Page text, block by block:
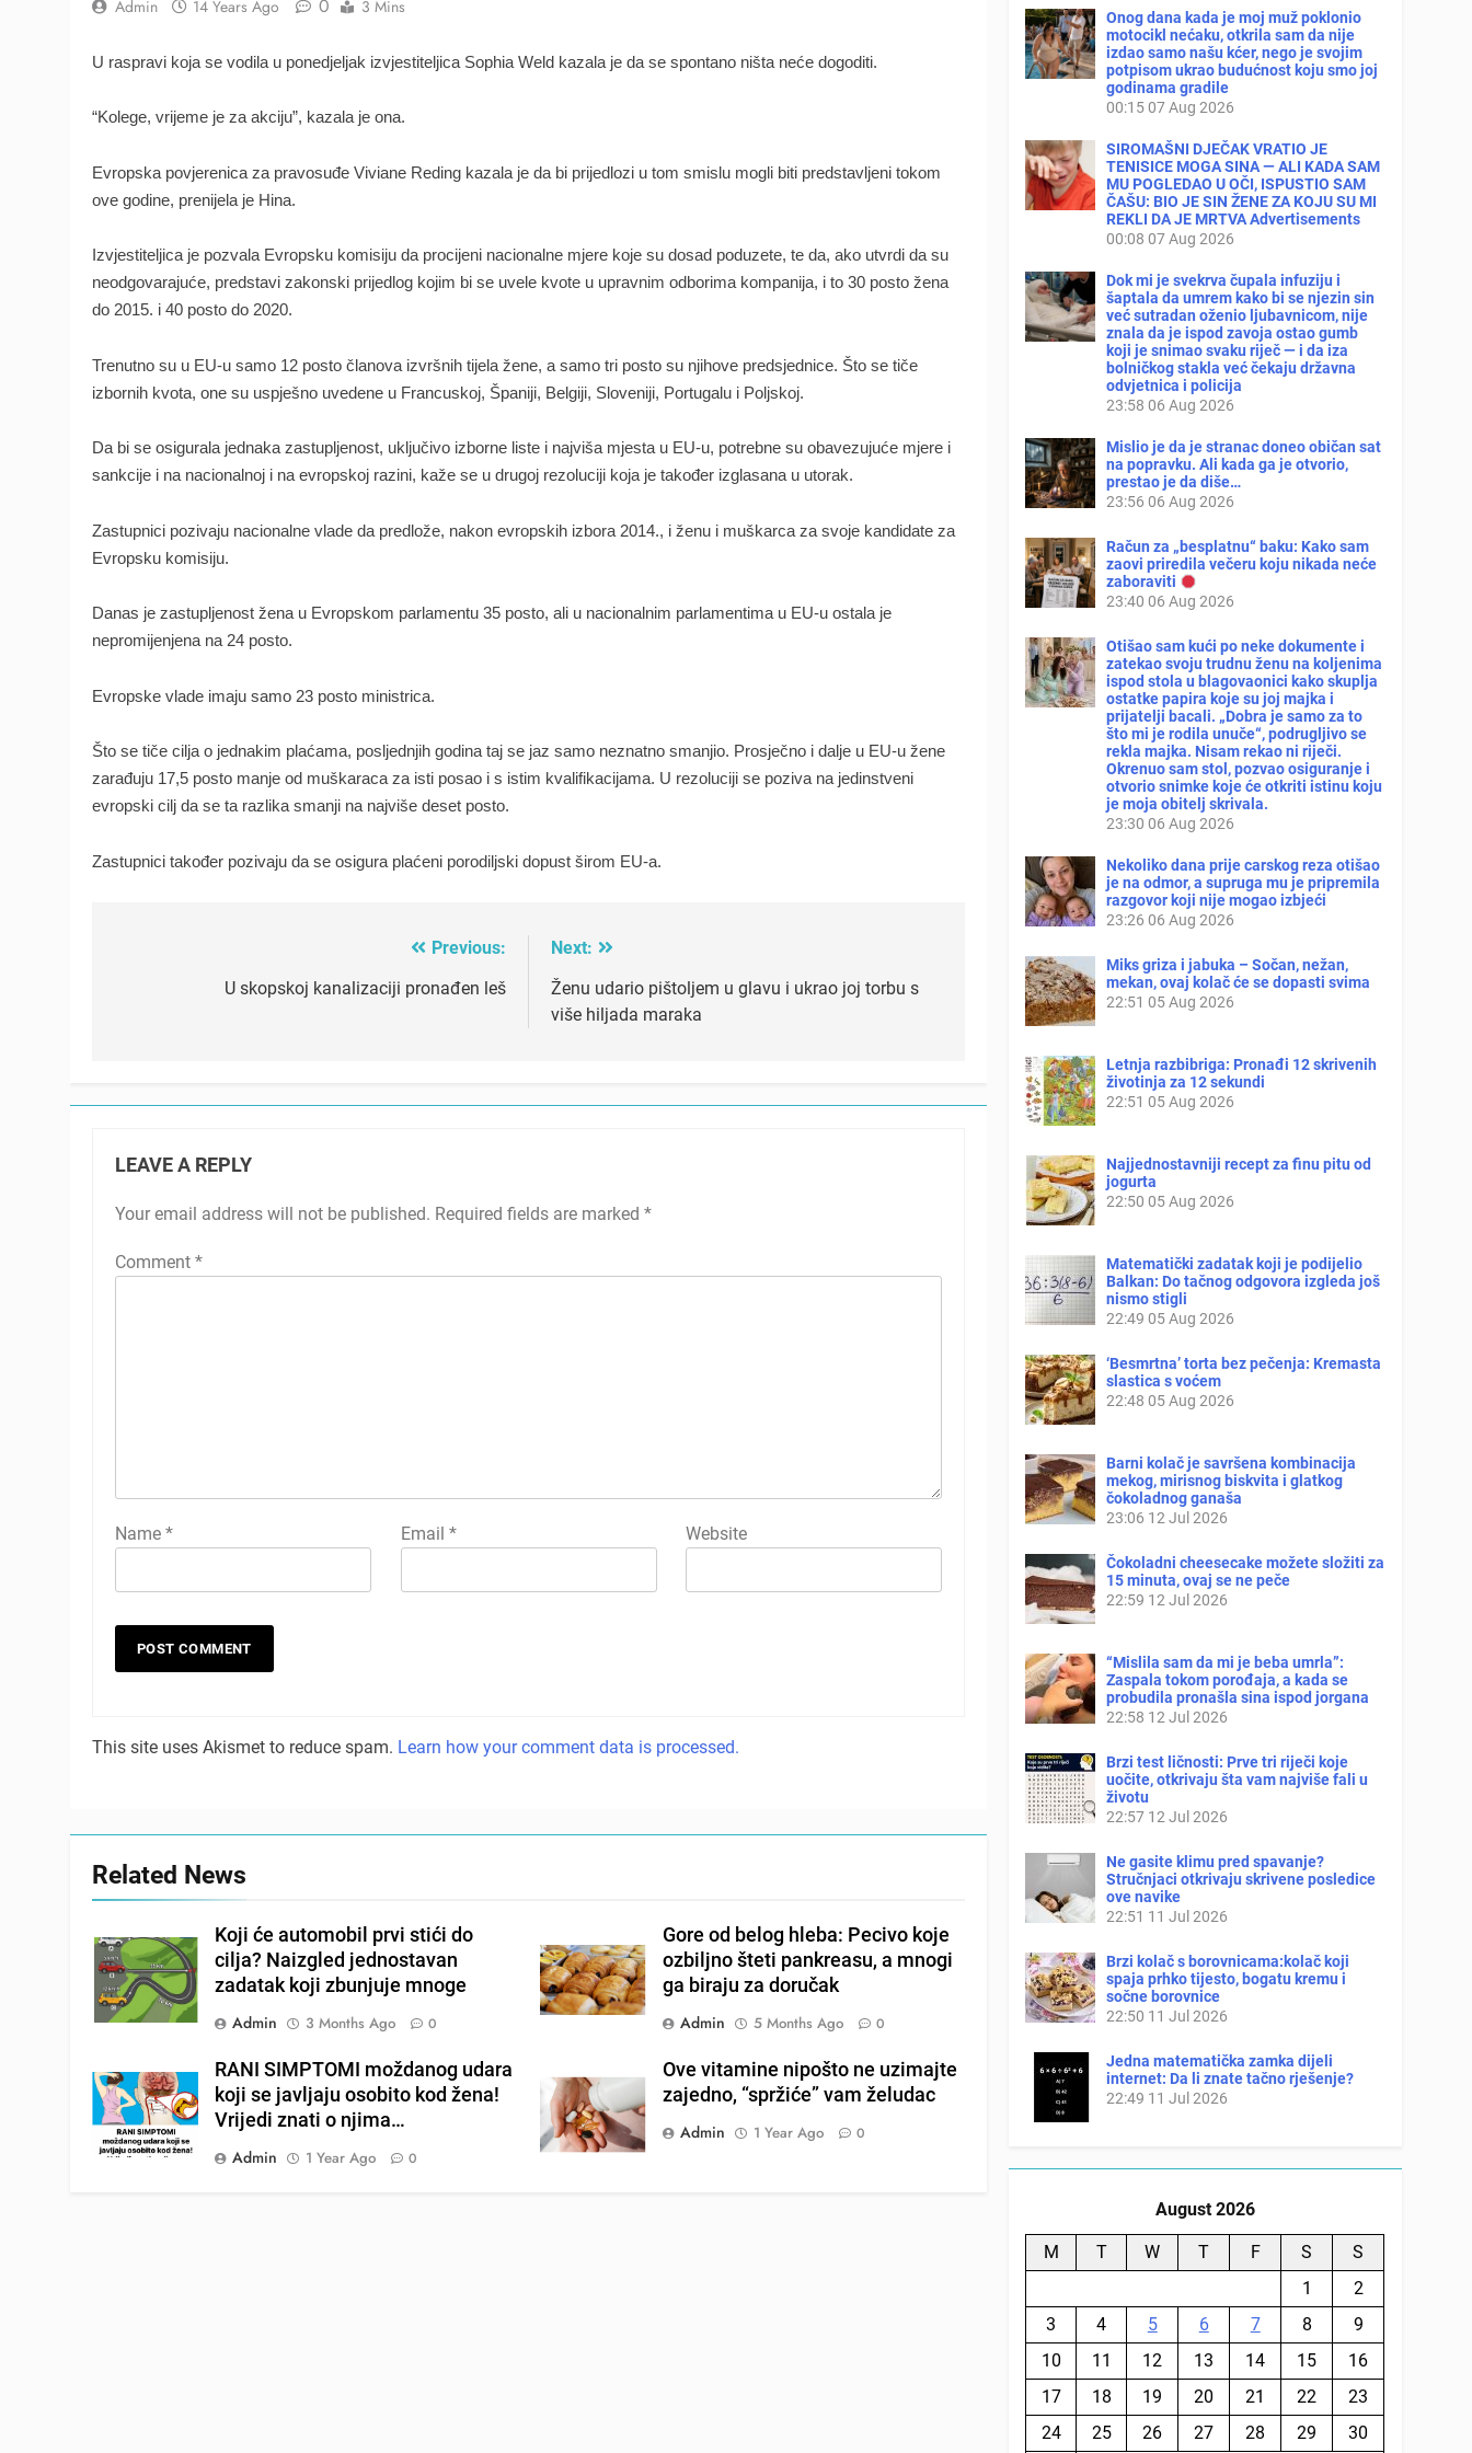
Admin 14 Years Ago 0 3 Mins
U raspravi koja se vodila u ponedjeljak izvjestiteljica Sophia Weld kazala je da se spontano ništa neće dogoditi.
“Kolege, vrijeme je za akciju”, kazala je ona.
Evropska povjerenica za pravosuđe Viviane Reding kazala je da bi prijedlozi u tom smislu mogli biti predstavljeni tokom
ove godine, prenijela je Hina.
Izvjestiteljica je pozvala Evropsku komisiju da procijeni nacionalne mjere koje su dosad poduzete, te da, ako utvrdi da su
neodgovarajuće, predstavi zakonski prijedlog kojim bi se uvele kvote u upravnim odborima kompanija, i to 30 posto žena
do 2015. i 40 posto do 2020.
Trenutno su u EU-u samo 12 posto članova izvršnih tijela žene, a samo tri posto su njihove predsjednice. Što se tiče
izbornih kvota, one su uspješno uvedene u Francuskoj, Španiji, Belgiji, Sloveniji, Portugalu i Poljskoj.
Da bi se osigurala jednaka zastupljenost, uključivo izborne liste i najviša mjesta u EU-u, potrebne su obavezujuće mjere i
sankcije i na nacionalnoj i na evropskoj razini, kaže se u drugoj rezoluciji koja je također izglasana u utorak.
Zastupnici pozivaju nacionalne vlade da predlože, nakon evropskih izbora 2014., i ženu i muškarca za svoje kandidate za
Evropsku komisiju.
Danas je zastupljenost žena u Evropskom parlamentu 35 posto, ali u nacionalnim parlamentima u EU-u ostala je
nepromijenjena na 24 posto.
Evropske vlade imaju samo 23 posto ministrica.
Što se tiče cilja o jednakim plaćama, posljednjih godina taj se jaz samo neznatno smanjio. Prosječno i dalje u EU-u žene
zarađuju 17,5 posto manje od muškaraca za isti posao i s istim kvalifikacijama. U rezoluciji se poziva na jedinstveni
evropski cilj da se ta razlika smanji na najviše deset posto.
Zastupnici također pozivaju da se osigura plaćeni porodiljski dopust širom EU-a.
navigation
Previous:
U skopskoj kanalizaciji pronađen leš
Next:
Ženu udario pištoljem u glavu i ukrao joj torbu s
više hiljada maraka
LEAVE A REPLY
Your email address will not be published. Required fields are marked *
Comment *
Name * Email * Website
This site uses Akismet to reduce spam. Learn how your comment data is processed.
Related News
Koji će automobil prvi stići do
cilja? Naizgled jednostavan
zadatak koji zbunjuje mnoge
Admin
3 Months Ago 0
Gore od belog hleba: Pecivo koje
ozbiljno šteti pankreasu, a mnogi
ga biraju za doručak
Admin
5 Months Ago 0
RANI SIMPTOMI moždanog udara
koji se javljaju osobito kod žena!
Vrijedi znati o njima…
Admin
1 Year Ago 0
Ove vitamine nipošto ne uzimajte
zajedno, “spržiće” vam želudac
Admin
1 Year Ago 0
Onog dana kada je moj muž poklonio
motocikl nećaku, otkrila sam da nije
izdao samo našu kćer, nego je svojim
potpisom ukrao budućnost koju smo joj
godinama gradile
00:15 07 Aug 2026
SIROMAŠNI DJEČAK VRATIO JE
TENISICE MOGA SINA — ALI KADA SAM
MU POGLEDAO U OČI, ISPUSTIO SAM
ČAŠU: BIO JE SIN ŽENE ZA KOJU SU MI
REKLI DA JE MRTVA Advertisements
00:08 07 Aug 2026
Dok mi je svekrva čupala infuziju i
šaptala da umrem kako bi se njezin sin
već sutradan oženio ljubavnicom, nije
znala da je ispod zavoja ostao gumb
koji je snimao svaku riječ — i da iza
bolničkog stakla već čekaju državna
odvjetnica i policija
23:58 06 Aug 2026
Mislio je da je stranac doneo običan sat
na popravku. Ali kada ga je otvorio,
prestao je da diše…
23:56 06 Aug 2026
Račun za „besplatnu“ baku: Kako sam
zaovi priredila večeru koju nikada neće
zaboraviti
23:40 06 Aug 2026
Otišao sam kući po neke dokumente i
zatekao svoju trudnu ženu na koljenima
ispod stola u blagovaonici kako skuplja
ostatke papira koje su joj majka i
prijatelji bacali. „Dobra je samo za to
što mi je rodila unuče“, podrugljivo se
rekla majka. Nisam rekao ni riječi.
Okrenuo sam stol, pozvao osiguranje i
otvorio snimke koje će otkriti istinu koju
je moja obitelj skrivala.
23:30 06 Aug 2026
Nekoliko dana prije carskog reza otišao
je na odmor, a supruga mu je pripremila
razgovor koji nije mogao izbjeći
23:26 06 Aug 2026
Miks griza i jabuka – Sočan, nežan,
mekan, ovaj kolač će se dopasti svima
22:51 05 Aug 2026
Letnja razbibriga: Pronađi 12 skrivenih
životinja za 12 sekundi
22:51 05 Aug 2026
Najjednostavniji recept za finu pitu od
jogurta
22:50 05 Aug 2026
Matematički zadatak koji je podijelio
Balkan: Do tačnog odgovora izgleda još
nismo stigli
22:49 05 Aug 2026
‘Besmrtna’ torta bez pečenja: Kremasta
slastica s voćem
22:48 05 Aug 2026
Barni kolač je savršena kombinacija
mekog, mirisnog biskvita i glatkog
čokoladnog ganaša
23:06 12 Jul 2026
Čokoladni cheesecake možete složiti za
15 minuta, ovaj se ne peče
22:59 12 Jul 2026
“Mislila sam da mi je beba umrla”:
Zaspala tokom porođaja, a kada se
probudila pronašla sina ispod jorgana
22:58 12 Jul 2026
Brzi test ličnosti: Prve tri riječi koje
uočite, otkrivaju šta vam najviše fali u
životu
22:57 12 Jul 2026
Ne gasite klimu pred spavanje?
Stručnjaci otkrivaju skrivene posledice
ove navike
22:51 11 Jul 2026
Brzi kolač s borovnicama:kolač koji
spaja prhko tijesto, bogatu kremu i
sočne borovnice
22:50 11 Jul 2026
Jedna matematička zamka dijeli
internet: Da li znate tačno rješenje?
22:49 11 Jul 2026
August 2026
M T W T F S
S
1
2
3
4 5 6 7 8
9
10
11 12 13 14 15
16
17
18 19 20 21 22
23
24
25 26 27 28 29 30